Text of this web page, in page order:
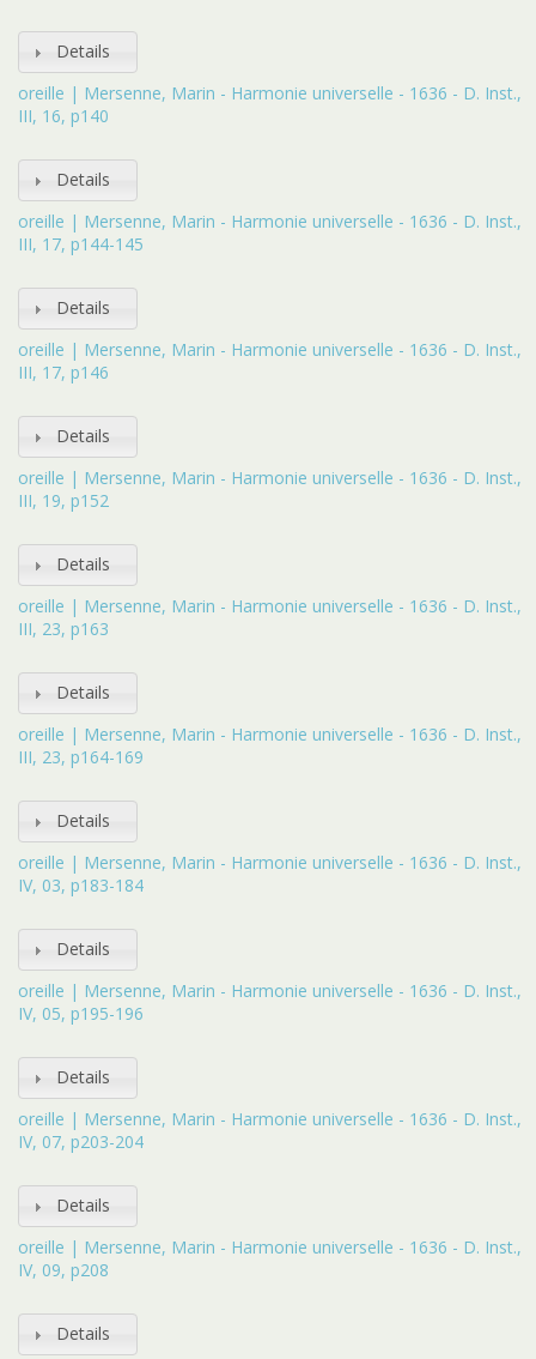
Details
oreille | Mersenne, Marin - Harmonie universelle - 1636 - D. Inst.,
III, 16, p140
Details
oreille | Mersenne, Marin - Harmonie universelle - 1636 - D. Inst.,
III, 17, p144-145
Details
oreille | Mersenne, Marin - Harmonie universelle - 1636 - D. Inst.,
III, 17, p146
Details
oreille | Mersenne, Marin - Harmonie universelle - 1636 - D. Inst.,
III, 19, p152
Details
oreille | Mersenne, Marin - Harmonie universelle - 1636 - D. Inst.,
III, 23, p163
Details
oreille | Mersenne, Marin - Harmonie universelle - 1636 - D. Inst.,
III, 23, p164-169
Details
oreille | Mersenne, Marin - Harmonie universelle - 1636 - D. Inst.,
IV, 03, p183-184
Details
oreille | Mersenne, Marin - Harmonie universelle - 1636 - D. Inst.,
IV, 05, p195-196
Details
oreille | Mersenne, Marin - Harmonie universelle - 1636 - D. Inst.,
IV, 07, p203-204
Details
oreille | Mersenne, Marin - Harmonie universelle - 1636 - D. Inst.,
IV, 09, p208
Details